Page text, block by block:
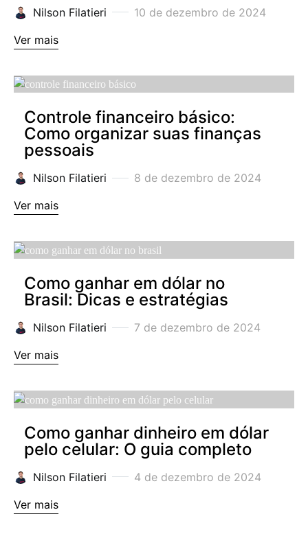
Nilson Filatieri
10 de dezembro de 2024
Ver mais
Controle financeiro básico:
Como organizar suas finanças
pessoais
Nilson Filatieri
8 de dezembro de 2024
Ver mais
Como ganhar em dólar no
Brasil: Dicas e estratégias
Nilson Filatieri
7 de dezembro de 2024
Ver mais
Como ganhar dinheiro em dólar
pelo celular: O guia completo
Nilson Filatieri
4 de dezembro de 2024
Ver mais